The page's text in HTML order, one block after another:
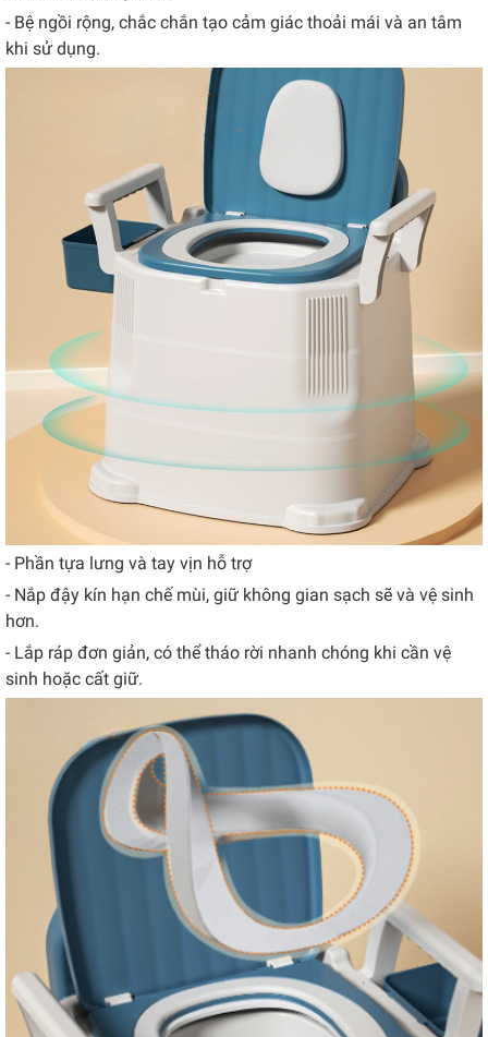
- Bệ ngồi rộng, chắc chắn tạo cảm giác thoải mái và an tâm
khi sử dụng.
- Phần tựa lưng và tay vịn hỗ trợ
- Nắp đậy kín hạn chế mùi, giữ không gian sạch sẽ và vệ sinh
hơn.
- Lắp ráp đơn giản, có thể tháo rời nhanh chóng khi cần vệ
sinh hoặc cất giữ.